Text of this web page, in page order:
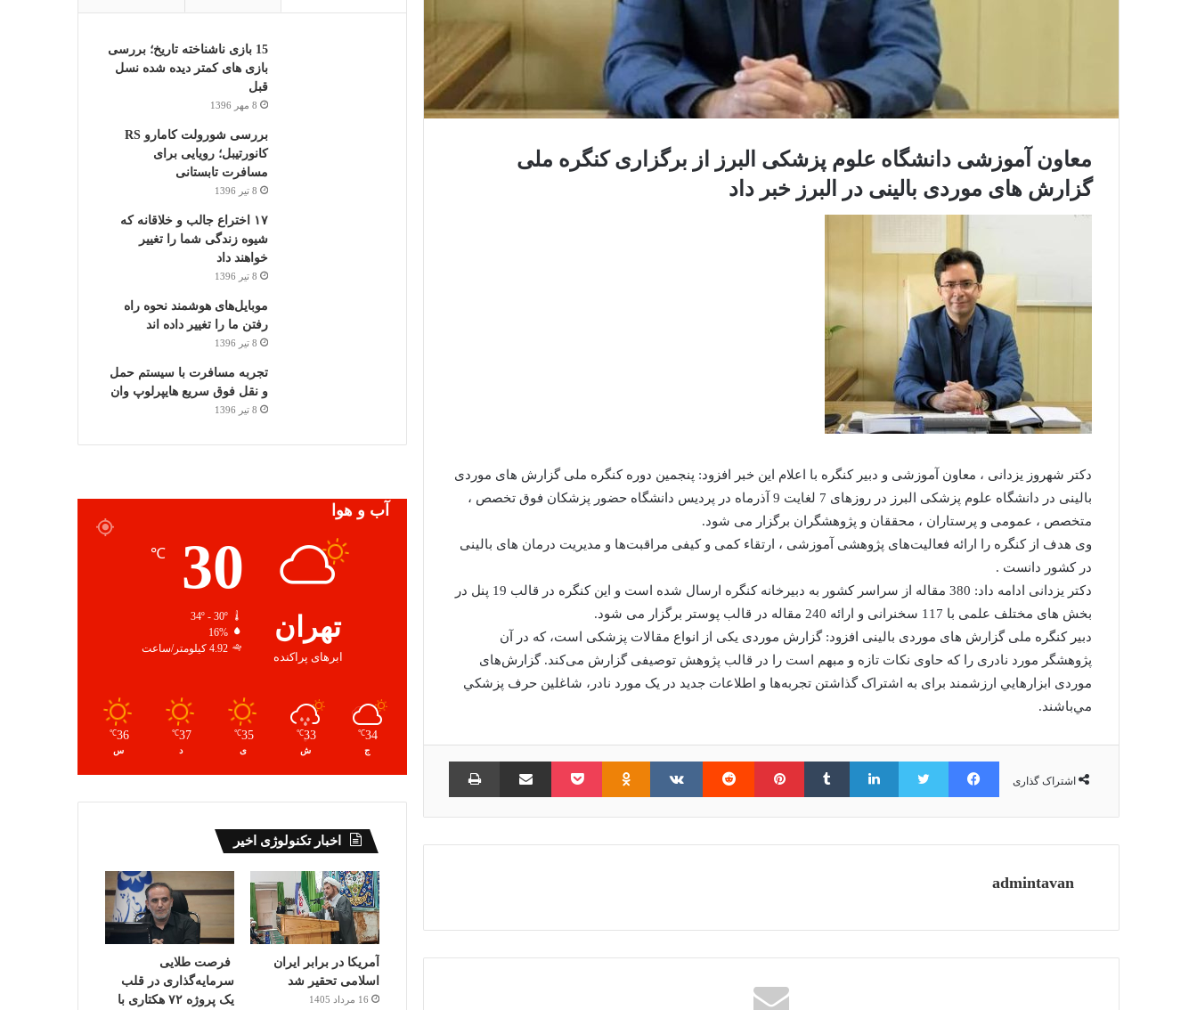
معاون آموزشی دانشگاه علوم پزشکی البرز از برگزاری کنگره ملی
گزارش های موردی بالینی در البرز خبر داد
دکتر شهروز یزدانی ، معاون آموزشی و دبیر کنگره با اعلام این خبر افزود: پنجمین دوره کنگره ملی گزارش های موردی
بالینی در دانشگاه علوم پزشکی البرز در روزهای 7 لغایت 9 آذرماه در پردیس دانشگاه حضور پزشکان فوق تخصص ،
متخصص ، عمومی و پرستاران ، محققان و پژوهشگران برگزار می شود.
وی هدف از کنگره را ارائه فعالیت‌های پژوهشی آموزشی ، ارتقاء کمی و کیفی مراقبت‌ها و مدیریت درمان های بالینی
در کشور دانست .
دکتر یزدانی ادامه داد: 380 مقاله از سراسر کشور به دبیرخانه کنگره ارسال شده است و این کنگره در قالب 19 پنل در
بخش های مختلف علمی با 117 سخنرانی و ارائه 240 مقاله در قالب پوستر برگزار می شود.
دبیر کنگره ملی گزارش های موردی بالینی افزود: گزارش موردی یکی از انواع مقالات پزشکی است، که در آن
پژوهشگر مورد نادری را که حاوی نکات تازه و مبهم است را در قالب پژوهش توصیفی گزارش می‌کند. گزارش‌های
موردی ابزارهايي ارزشمند برای به اشتراک گذاشتن تجربه‌ها و اطلاعات جدید در یک مورد نادر، شاغلين حرف پزشكي
مي‌باشند.
اشتراک گذاری
فیس بوک توییتر لینکدین ‫تامبلر ‫پین‌ترست ‫رددیت ‫VKontakte
‫Odnoklassniki
پاکت اشتراک گذاری از طریق ایمیل چاپ
admintavan
15 بازی ناشناخته تاریخ؛ بررسی
بازی های کمتر دیده شده نسل
قبل
8 مهر 1396
بررسی شورولت کامارو RS
کانورتیبل؛ رویایی برای
مسافرت تابستانی
8 تیر 1396
۱۷ اختراع جالب و خلاقانه که
شیوه زندگی شما را تغییر
خواهند داد
8 تیر 1396
موبایل‌های هوشمند نحوه راه
رفتن ما را تغییر داده اند
8 تیر 1396
تجربه مسافرت با سیستم حمل
و نقل فوق سریع هایپرلوپ وان
8 تیر 1396
آب و هوا
تهران
ابرهای پراکنده
30
℃
34º - 30º
16%
4.92 کیلومتر/ساعت
34
℃
ج
33
℃
ش
35
℃
ی
37
℃
د
36
℃
س
اخبار تکنولوژی اخیر
آمریکا در برابر ایران
اسلامی تحقیر شد
16 مرداد 1405
فرصت طلایی
سرمایه‌گذاری در قلب
یک پروژه ۷۲ هکتاری با